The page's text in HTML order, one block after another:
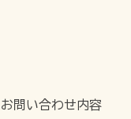
お問い合わせ内容